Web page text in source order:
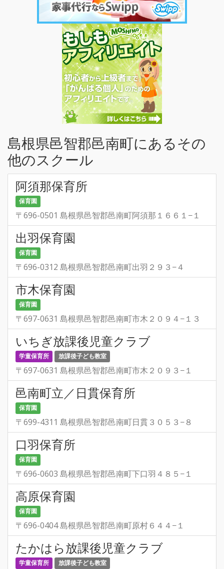
島根県邑智郡邑南町にあるその
他のスクール
阿須那保育所
保育園
〒696-0501 島根県邑智郡邑南町阿須那１６６１−１
出羽保育園
保育園
〒696-0312 島根県邑智郡邑南町出羽２９３−４
市木保育園
保育園
〒697-0631 島根県邑智郡邑南町市木２０９４−１３
いちぎ放課後児童クラブ
学童保育所 放課後子ども教室
〒697-0631 島根県邑智郡邑南町市木２０９３−１
邑南町立／日貫保育所
保育園
〒699-4311 島根県邑智郡邑南町日貫３０５３−８
口羽保育所
保育園
〒696-0603 島根県邑智郡邑南町下口羽４８５−１
高原保育園
保育園
〒696-0404 島根県邑智郡邑南町原村６４４−１
たかはら放課後児童クラブ
学童保育所 放課後子ども教室